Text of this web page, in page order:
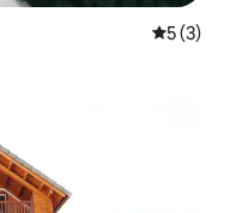
5 (3)